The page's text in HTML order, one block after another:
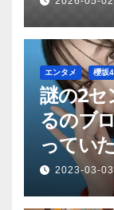
エンタメ 櫻坂
謎の2セ
るのブ
ってい
2023-03-